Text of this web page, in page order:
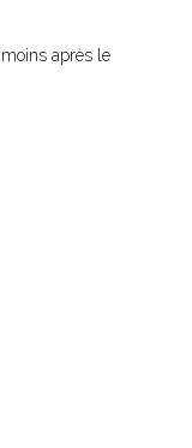
après le